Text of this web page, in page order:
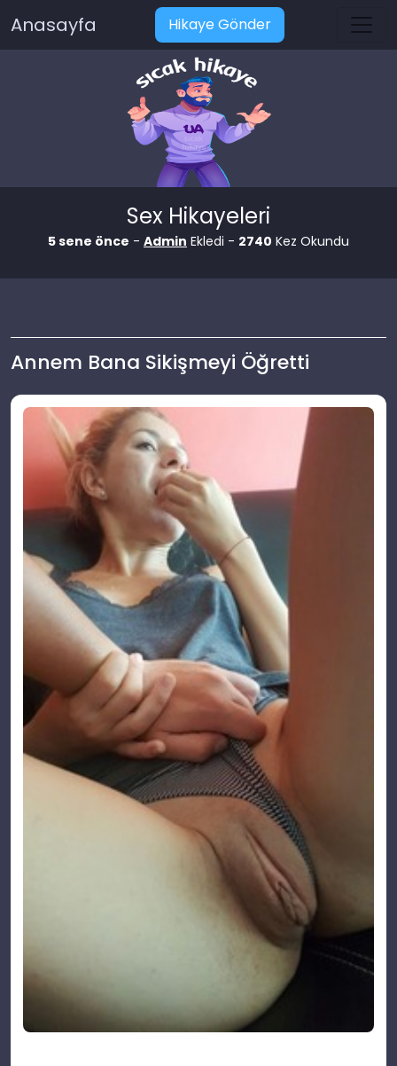
Anasayfa Hikaye Gönder
Sex Hikayeleri
5 sene önce - Admin Ekledi - 2740 Kez Okundu
Annem Bana Sikişmeyi Öğretti